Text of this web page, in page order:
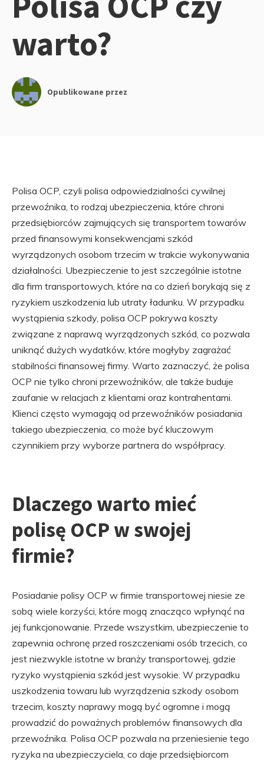
warto?
Opublikowane przez
Polisa OCP, czyli polisa odpowiedzialności cywilnej
przewoźnika, to rodzaj ubezpieczenia, które chroni
przedsiębiorców zajmujących się transportem towarów
przed finansowymi konsekwencjami szkód
wyrządzonych osobom trzecim w trakcie wykonywania
działalności. Ubezpieczenie to jest szczególnie istotne
dla firm transportowych, które na co dzień borykają się z
ryzykiem uszkodzenia lub utraty ładunku. W przypadku
wystąpienia szkody, polisa OCP pokrywa koszty
związane z naprawą wyrządzonych szkód, co pozwala
uniknąć dużych wydatków, które mogłyby zagrażać
stabilności finansowej firmy. Warto zaznaczyć, że polisa
OCP nie tylko chroni przewoźników, ale także buduje
zaufanie w relacjach z klientami oraz kontrahentami.
Klienci często wymagają od przewoźników posiadania
takiego ubezpieczenia, co może być kluczowym
czynnikiem przy wyborze partnera do współpracy.
Dlaczego warto mieć
polisę OCP w swojej
firmie?
Posiadanie polisy OCP w firmie transportowej niesie ze
sobą wiele korzyści, które mogą znacząco wpłynąć na
jej funkcjonowanie. Przede wszystkim, ubezpieczenie to
zapewnia ochronę przed roszczeniami osób trzecich, co
jest niezwykle istotne w branży transportowej, gdzie
ryzyko wystąpienia szkód jest wysokie. W przypadku
uszkodzenia towaru lub wyrządzenia szkody osobom
trzecim, koszty naprawy mogą być ogromne i mogą
prowadzić do poważnych problemów finansowych dla
przewoźnika. Polisa OCP pozwala na przeniesienie tego
ryzyka na ubezpieczyciela, co daje przedsiębiorcom